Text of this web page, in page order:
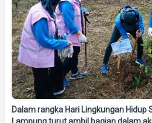
Dalam rangka Hari Lingkungan Hidup
Lampung turut ambil bagian dalam